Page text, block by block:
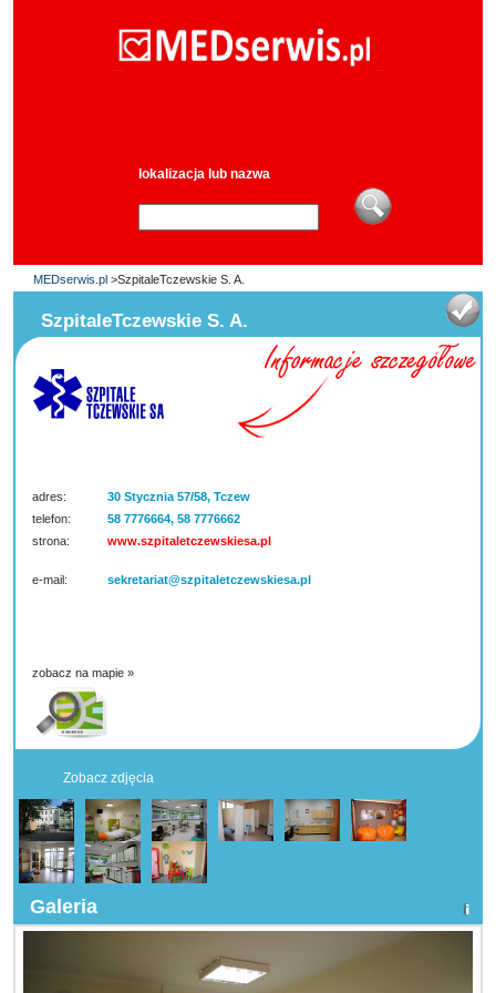
lokalizacja lub nazwa
MEDserwis.pl >SzpitaleTczewskie S. A.
SzpitaleTczewskie S. A.
adres:
30 Stycznia 57/58, Tczew
telefon:
58 7776664, 58 7776662
strona:
www.szpitaletczewskiesa.pl
e-mail: sekretariat@szpitaletczewskiesa.pl
zobacz na mapie »
Zobacz zdjęcia
Galeria